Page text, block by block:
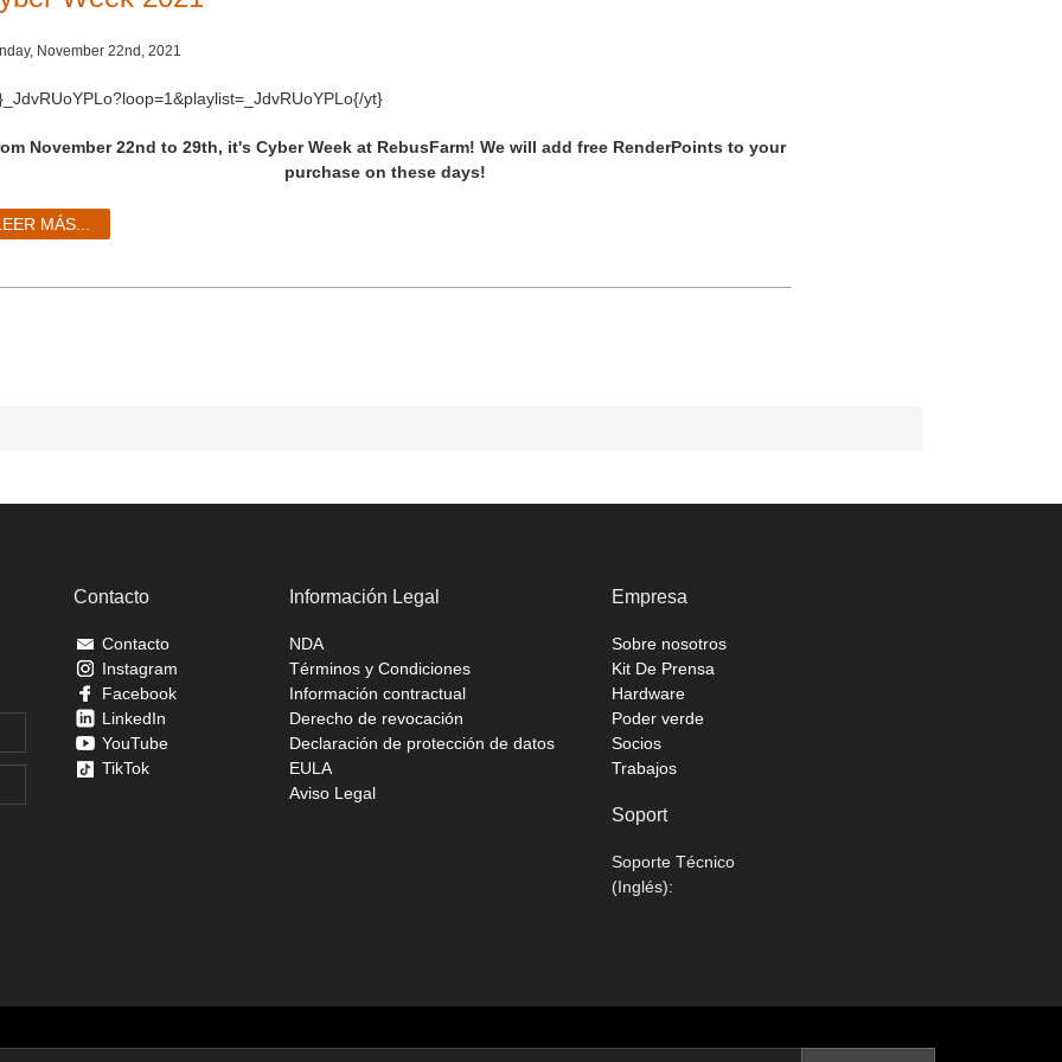
November 22nd, 2021
yt}
November 22nd to 29th, it's Cyber Week at RebusFarm! We will add free RenderPoints to your
purchase on these days!
MÁS...
Contacto
Contacto
Instagram
Facebook
LinkedIn
YouTube
TikTok
Información Legal
NDA
Términos y Condiciones
Información contractual
Derecho de revocación
Declaración de protección de datos
EULA
Aviso Legal
Empresa
Sobre nosotros
Kit De Prensa
Hardware
Poder verde
Socios
Trabajos
Soport
Soporte Técnico
(Inglés):